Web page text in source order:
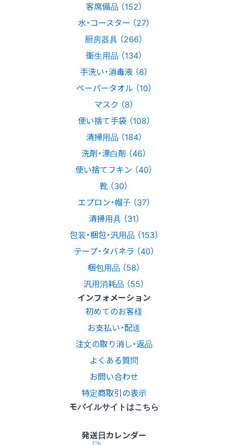
客席備品 （152）
水・コースター （27）
厨房器具 （266）
衛生用品 （134）
手洗い・消毒液 （8）
ペーパータオル （10）
マスク （8）
使い捨て手袋 （108）
清掃用品 （184）
洗剤・漂白剤 （46）
使い捨てフキン （40）
靴 （30）
エプロン・帽子 （37）
清掃用具 （31）
包装・梱包・汎用品 （153）
テープ・タバネラ （40）
梱包用品 （58）
汎用消耗品 （55）
インフォメーション
初めてのお客様
お支払い・配送
注文の取り消し・返品
よくある質問
お問い合わせ
特定商取引の表示
モバイルサイトはこちら
発送日カレンダー